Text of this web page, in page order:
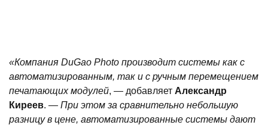
«Компания DuGao Photo производит системы как с
автоматизированным, так и с ручным перемещением
печатающих модулей, — добавляет Александр
Киреев. — При этом за сравнительно небольшую
разницу в цене, автоматизированные системы дают